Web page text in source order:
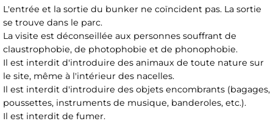
L'entrée et la sortie du bunker ne coïncident pas. La sortie
se trouve dans le parc.
La visite est déconseillée aux personnes souffrant de
claustrophobie, de photophobie et de phonophobie.
Il est interdit d'introduire des animaux de toute nature sur
le site, même à l'intérieur des nacelles.
Il est interdit d'introduire des objets encombrants (bagages,
poussettes, instruments de musique, banderoles, etc.).
Il est interdit de fumer.